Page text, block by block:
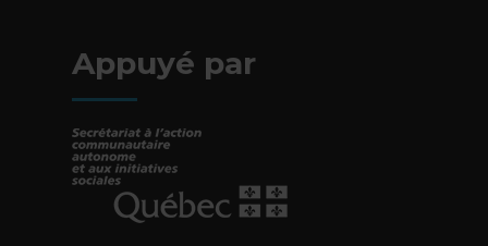
Appuyé par